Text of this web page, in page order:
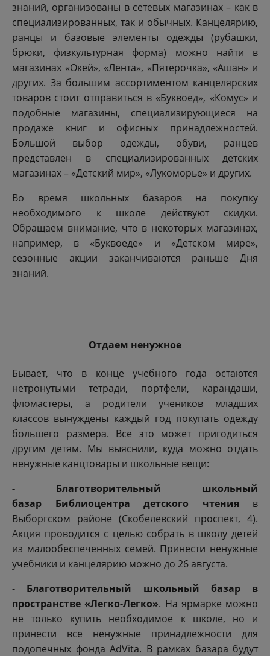
знаний, организованы в сетевых магазинах – как в
специализированных, так и обычных. Канцелярию,
ранцы и базовые элементы одежды (рубашки,
брюки, физкультурная форма) можно найти в
магазинах «Окей», «Лента», «Пятерочка», «Ашан» и
других. За большим ассортиментом канцелярских
товаров стоит отправиться в «Буквоед», «Комус» и
подобные магазины, специализирующиеся на
продаже книг и офисных принадлежностей.
Большой выбор одежды, обуви, ранцев
представлен в специализированных детских
магазинах – «Детский мир», «Лукоморье» и других.
Во время школьных базаров на покупку
необходимого к школе действуют скидки.
Обращаем внимание, что в некоторых магазинах,
например, в «Буквоеде» и «Детском мире»,
сезонные акции заканчиваются раньше Дня
знаний.
Отдаем ненужное
Бывает, что в конце учебного года остаются
нетронутыми тетради, портфели, карандаши,
фломастеры, а родители учеников младших
классов вынуждены каждый год покупать одежду
большего размера. Все это может пригодиться
другим детям. Мы выяснили, куда можно отдать
ненужные канцтовары и школьные вещи:
-
Благотворительный школьный
базар
Библиоцентра детского чтенияв
Выборгском районе (Скобелевский проспект, 4).
Акция проводится с целью собрать в школу детей
из малообеспеченных семей. Принести ненужные
учебники и канцелярию можно до 26 августа.
- Благотворительный школьный базар в
пространстве «Легко-Легко». На ярмарке можно
не только купить необходимое к школе, но и
принести все ненужные принадлежности для
подопечных фонда AdVita. В рамках базара будут